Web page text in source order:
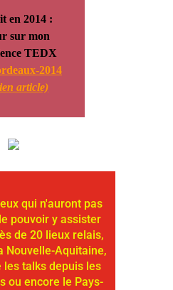
en 2014 :
sur mon
TEDX
2014
article)
qui n'auront pas
pouvoir y assister
de 20 lieux relais,
Nouvelle-Aquitaine,
les talks depuis les
ou encore le Pays-